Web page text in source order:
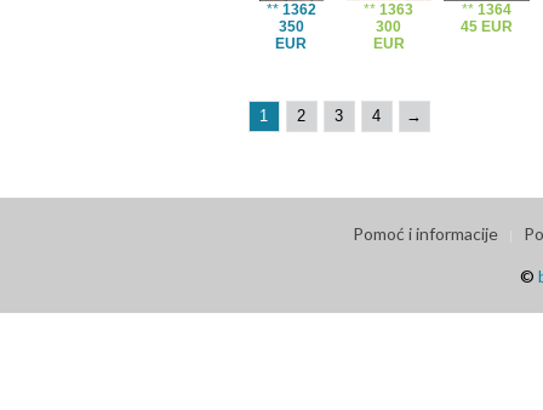
** 1362
350
EUR
**1363
300
EUR
** 1364
45 EUR
1 2 3 4 →
Pomoć i informacije
©